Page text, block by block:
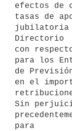
efectos de
tasas de
jubilatoria
Directorio
con
para los
de
en el
Sin
para